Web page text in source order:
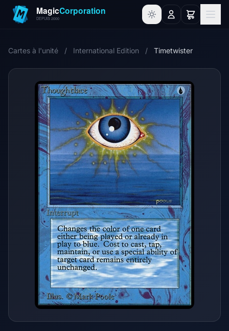
Cartes à l'unité / International Edition / Timetwister